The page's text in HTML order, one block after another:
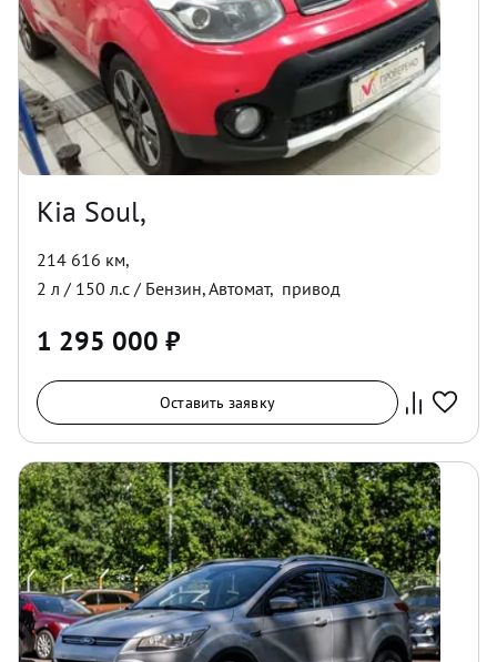
Kia Soul,
214 616 км,
2 л / 150 л.с / Бензин,Автомат, привод
1 295 000 ₽
Оставить заявку